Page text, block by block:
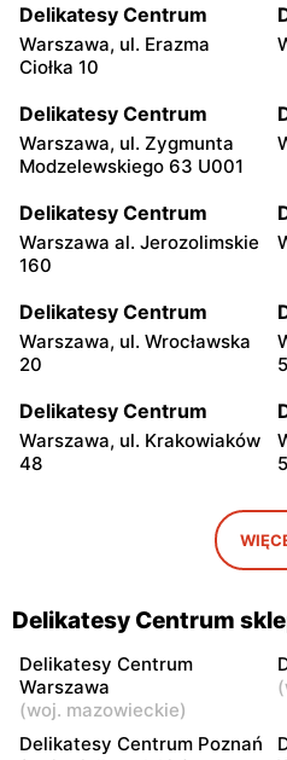
Delikatesy Centrum
Warszawa, ul. Erazma
Ciołka 10
Delikatesy Centrum
Warszawa, ul. Zygmunta
Modzelewskiego 63 U001
Delikatesy Centrum
Warszawa al. Jerozolimskie
160
Delikatesy Centrum
Warszawa, ul. Wrocławska
20
5
Delikatesy Centrum
Warszawa, ul. Krakowiaków
48
Delikatesy Centrum
Warszawa, ul. Kłobucka 8b
8
Delikatesy Centrum
Warszawa, ul. Dzieci
Delikatesy Centrum
Delikatesy Centrum
Warszawa
(woj. mazowieckie)
(
Delikatesy Centrum Poznań